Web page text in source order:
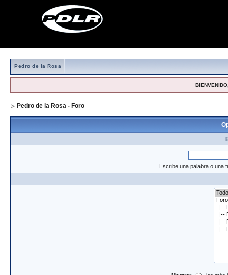
Pedro de la Rosa
Pedro de la Rosa - Foro
Escribe una palabra o una